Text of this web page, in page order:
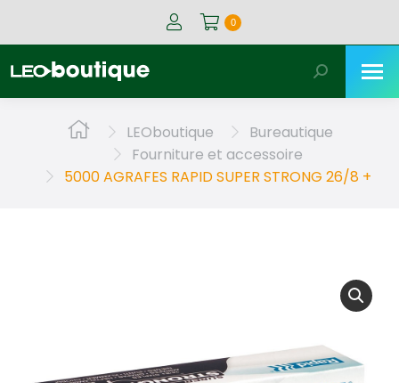
0
Recherche
:
Vous êtes ici :
LEOboutique
Bureautique
Fourniture et accessoire
5000 AGRAFES RAPID SUPER STRONG 26/8 +